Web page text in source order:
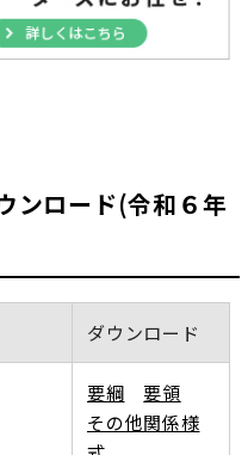
ンロード(令和６年
ダウンロード
要綱
要領
その他関係様